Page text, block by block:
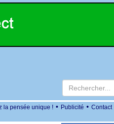
la pensée unique ! • Publicité • Contact